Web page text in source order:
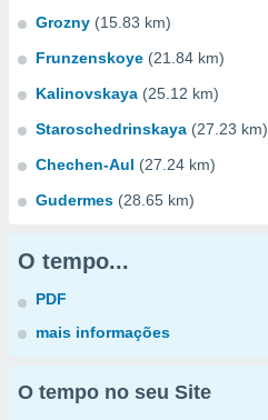
Grozny (15.83 km)
Frunzenskoye (21.84 km)
Kalinovskaya (25.12 km)
Staroschedrinskaya (27.23 km)
Chechen-Aul (27.24 km)
Gudermes (28.65 km)
O tempo...
PDF
mais informações
O tempo no seu Site